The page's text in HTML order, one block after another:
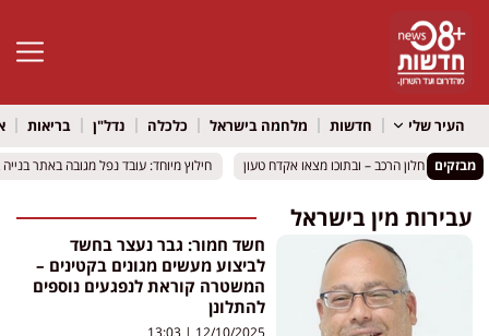
פתח
העיר שלי חדשות מלחמה בישראל כלכלה נדל"ן בריאות
מבזקיםאת חלון הרכב – ובתוכו מצאו אקדח טעון
את חלון הרכב – ובתוכו מצאו אקדח טעון חילוץ מיוחד: עובד נפל מגובה באתר בנייה
חילוץ מיוחד: עובד נפל מגובה באתר בנייה
עבירות מין בישראל
חשד חמור: גבר נעצר בחשד
לביצוע מעשים מגונים בקטינים –
המשטרה קוראת לנפגעים נוספים
להתלונן
12/10/2025